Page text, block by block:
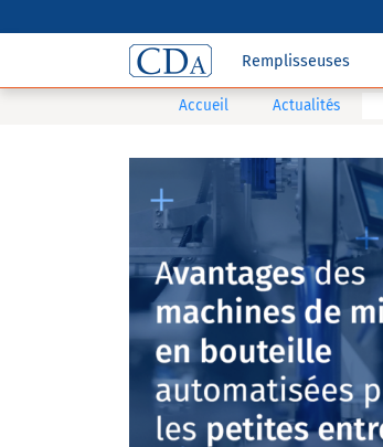
Remplisseuses
Accueil Actualités